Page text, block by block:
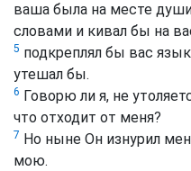
ваша была на месте
словами и кивал бы на
5 подкреплял бы вас
утешал бы.
6 Говорю ли я, не
что отходит от меня?
7 Но ныне Он изнурил
мою.